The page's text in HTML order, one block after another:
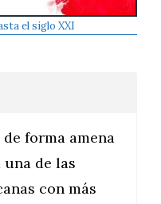
el siglo XXI
forma amena
de las
con más